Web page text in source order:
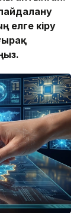
елге кіру